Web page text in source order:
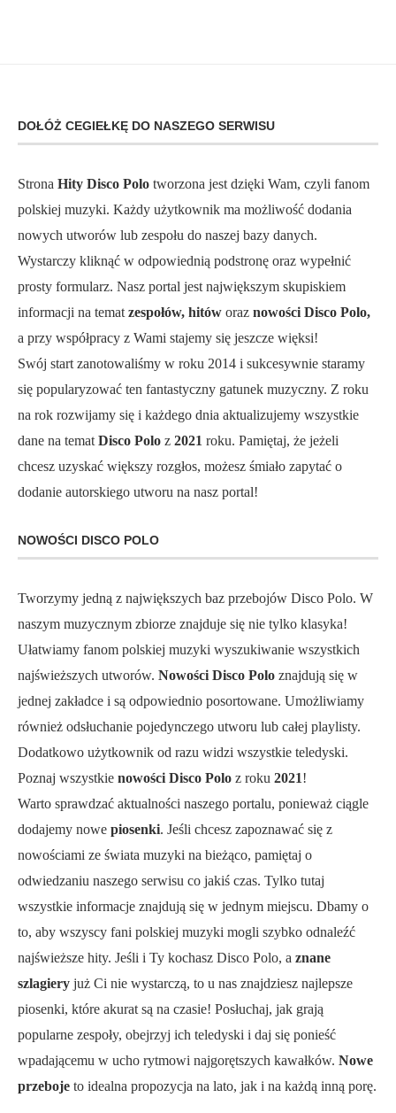
DOŁÓŻ CEGIEŁKĘ DO NASZEGO SERWISU
Strona Hity Disco Polo tworzona jest dzięki Wam, czyli fanom
polskiej muzyki. Każdy użytkownik ma możliwość dodania
nowych utworów lub zespołu do naszej bazy danych.
Wystarczy kliknąć w odpowiednią podstronę oraz wypełnić
prosty formularz. Nasz portal jest największym skupiskiem
informacji na tematzespołów, hitów oraz nowości Disco Polo,
a przy współpracy z Wami stajemy się jeszcze więksi!
Swój start zanotowaliśmy w roku 2014 i sukcesywnie staramy
się popularyzować ten fantastyczny gatunek muzyczny. Z roku
na rok rozwijamy się i każdego dnia aktualizujemy wszystkie
dane na tematDisco Polo z 2021 roku. Pamiętaj, że jeżeli
chcesz uzyskać większy rozgłos, możesz śmiało zapytać o
dodanie autorskiego utworu na nasz portal!
NOWOŚCI DISCO POLO
Tworzymy jedną z największych baz przebojów Disco Polo. W
naszym muzycznym zbiorze znajduje się nie tylko klasyka!
Ułatwiamy fanom polskiej muzyki wyszukiwanie wszystkich
najświeższych utworów. Nowości Disco Polo znajdują się w
jednej zakładce i są odpowiednio posortowane. Umożliwiamy
również odsłuchanie pojedynczego utworu lub całej playlisty.
Dodatkowo użytkownik od razu widzi wszystkie teledyski.
Poznaj wszystkie nowości Disco Polo z roku 2021!
Warto sprawdzać aktualności naszego portalu, ponieważ ciągle
dodajemy nowe piosenki. Jeśli chcesz zapoznawać się z
nowościami ze świata muzyki na bieżąco, pamiętaj o
odwiedzaniu naszego serwisu co jakiś czas. Tylko tutaj
wszystkie informacje znajdują się w jednym miejscu. Dbamy o
to, aby wszyscy fani polskiej muzyki mogli szybko odnaleźć
najświeższe hity. Jeśli i Ty kochasz Disco Polo, a znane
szlagiery już Ci nie wystarczą, to u nas znajdziesz najlepsze
piosenki, które akurat są na czasie! Posłuchaj, jak grają
popularne zespoły, obejrzyj ich teledyski i daj się ponieść
wpadającemu w ucho rytmowi najgorętszych kawałków. Nowe
przeboje to idealna propozycja na lato, jak i na każdą inną porę.